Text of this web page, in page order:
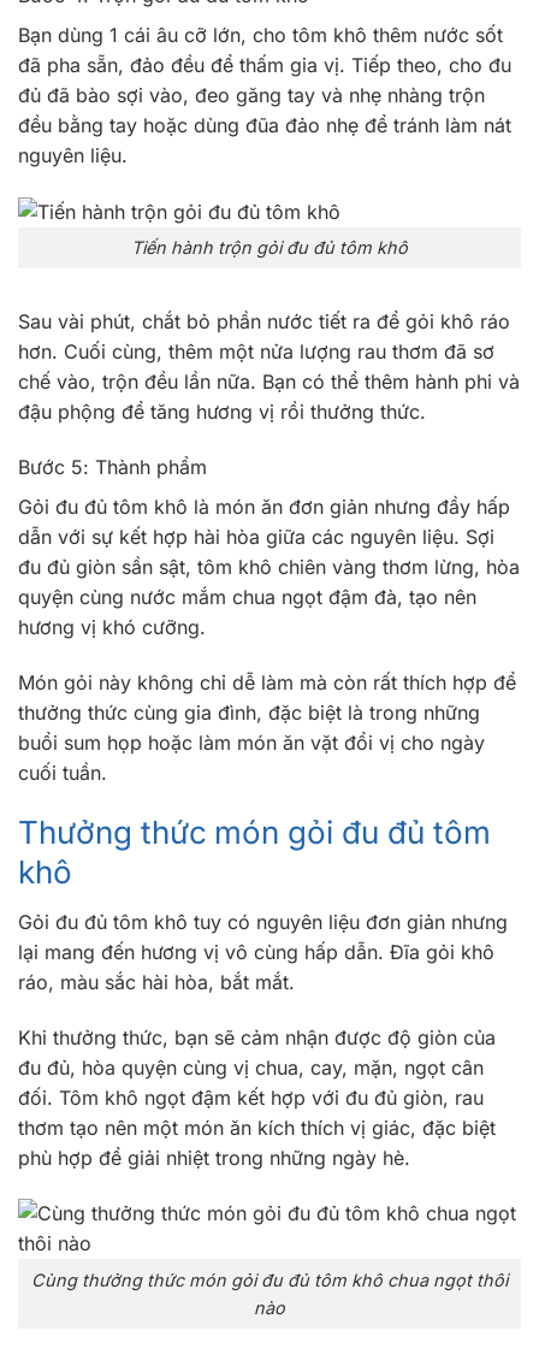
Bạn dùng 1 cái âu cỡ lớn, cho tôm khô thêm nước sốt
đã pha sẵn, đảo đều để thấm gia vị. Tiếp theo, cho đu
đủ đã bào sợi vào, đeo găng tay và nhẹ nhàng trộn
đều bằng tay hoặc dùng đũa đảo nhẹ để tránh làm nát
nguyên liệu.
Tiến hành trộn gỏi đu đủ tôm khô
Sau vài phút, chắt bỏ phần nước tiết ra để gỏi khô ráo
hơn. Cuối cùng, thêm một nửa lượng rau thơm đã sơ
chế vào, trộn đều lần nữa. Bạn có thể thêm hành phi và
đậu phộng để tăng hương vị rồi thưởng thức.
Bước 5: Thành phẩm
Gỏi đu đủ tôm khô là món ăn đơn giản nhưng đầy hấp
dẫn với sự kết hợp hài hòa giữa các nguyên liệu. Sợi
đu đủ giòn sần sật, tôm khô chiên vàng thơm lừng, hòa
quyện cùng nước mắm chua ngọt đậm đà, tạo nên
hương vị khó cưỡng.
Món gỏi này không chỉ dễ làm mà còn rất thích hợp để
thưởng thức cùng gia đình, đặc biệt là trong những
buổi sum họp hoặc làm món ăn vặt đổi vị cho ngày
cuối tuần.
Thưởng thức món gỏi đu đủ tôm
khô
Gỏi đu đủ tôm khô tuy có nguyên liệu đơn giản nhưng
lại mang đến hương vị vô cùng hấp dẫn. Đĩa gỏi khô
ráo, màu sắc hài hòa, bắt mắt.
Khi thưởng thức, bạn sẽ cảm nhận được độ giòn của
đu đủ, hòa quyện cùng vị chua, cay, mặn, ngọt cân
đối. Tôm khô ngọt đậm kết hợp với đu đủ giòn, rau
thơm tạo nên một món ăn kích thích vị giác, đặc biệt
phù hợp để giải nhiệt trong những ngày hè.
Cùng thưởng thức món gỏi đu đủ tôm khô chua ngọt thôi
nào